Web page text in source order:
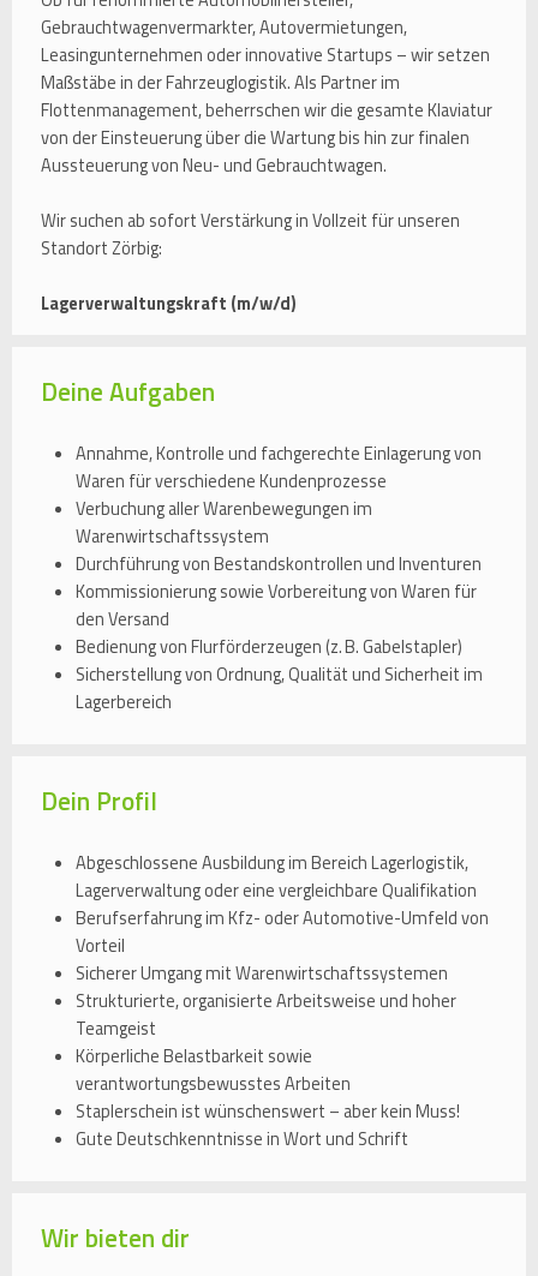
Gebrauchtwagenvermarkter, Autovermietungen,
Leasingunternehmen oder innovative Startups – wir setzen
Maßstäbe in der Fahrzeuglogistik. Als Partner im
Flottenmanagement, beherrschen wir die gesamte Klaviatur
von der Einsteuerung über die Wartung bis hin zur finalen
Aussteuerung von Neu- und Gebrauchtwagen.
Wir suchen ab sofort Verstärkung in Vollzeit für unseren
Standort Zörbig:
Lagerverwaltungskraft (m/w/d)
Deine Aufgaben
Annahme, Kontrolle und fachgerechte Einlagerung von
Waren für verschiedene Kundenprozesse
Verbuchung aller Warenbewegungen im
Warenwirtschaftssystem
Durchführung von Bestandskontrollen und Inventuren
Kommissionierung sowie Vorbereitung von Waren für
den Versand
Bedienung von Flurförderzeugen (z. B. Gabelstapler)
Sicherstellung von Ordnung, Qualität und Sicherheit im
Lagerbereich
Dein Profil
Abgeschlossene Ausbildung im Bereich Lagerlogistik,
Lagerverwaltung oder eine vergleichbare Qualifikation
Berufserfahrung im Kfz- oder Automotive-Umfeld von
Vorteil
Sicherer Umgang mit Warenwirtschaftssystemen
Strukturierte, organisierte Arbeitsweise und hoher
Teamgeist
Körperliche Belastbarkeit sowie
verantwortungsbewusstes Arbeiten
Staplerschein ist wünschenswert – aber kein Muss!
Gute Deutschkenntnisse in Wort und Schrift
Wir bieten dir